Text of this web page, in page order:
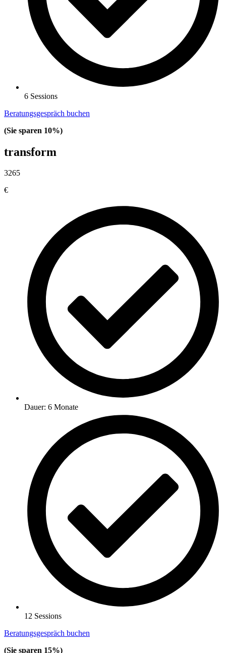
6 Sessions
Beratungsgespräch buchen
(Sie sparen 10%)
transform
3265
€
Dauer: 6 Monate
12 Sessions
Beratungsgespräch buchen
(Sie sparen 15%)